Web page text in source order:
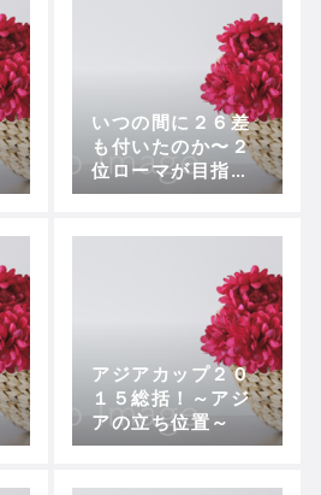
いつの間に２６差
も付いたのか〜２
位ローマが目指す
べき道〜
アジアカップ２０
１５総括！～アジ
アの立ち位置～